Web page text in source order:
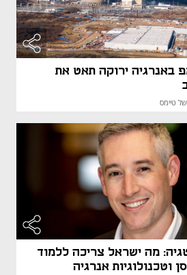
באנרגיה ירוקה תאט את
טיימס
מה ישראל צריכה ללמוד
וטכנולוגיות אנרגיה